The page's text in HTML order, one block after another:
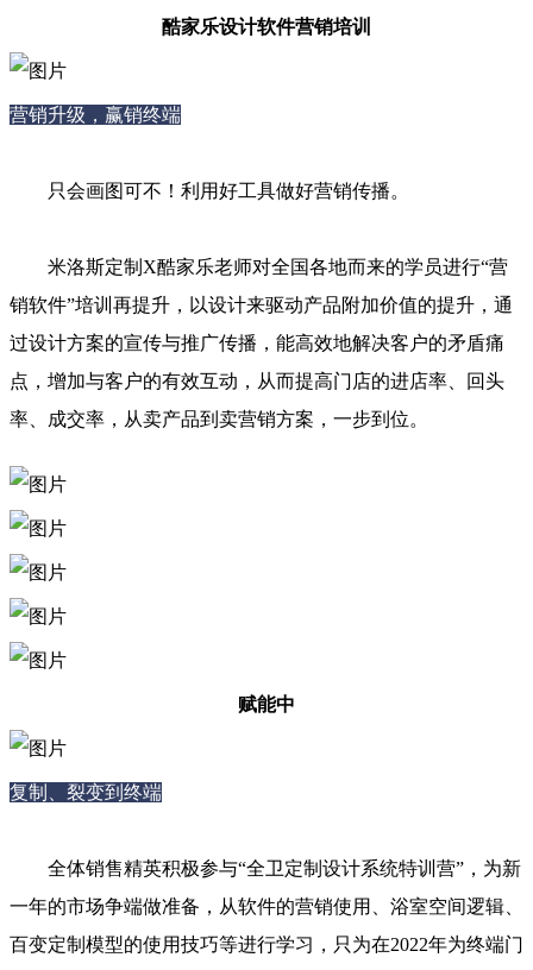
酷家乐设计软件营销培训
营销升级，赢销终端
只会画图可不！利用好工具做好营销传播。
米洛斯定制X酷家乐老师对全国各地而来的学员进行“营
销软件”培训再提升，以设计来驱动产品附加价值的提升，通
过设计方案的宣传与推广传播，能高效地解决客户的矛盾痛
点，增加与客户的有效互动，从而提高门店的进店率、回头
率、成交率，从卖产品到卖营销方案，一步到位。
赋能中
复制、裂变到终端
全体销售精英积极参与“全卫定制设计系统特训营”，为新
一年的市场争端做准备，从软件的营销使用、浴室空间逻辑、
百变定制模型的使用技巧等进行学习，只为在2022年为终端门